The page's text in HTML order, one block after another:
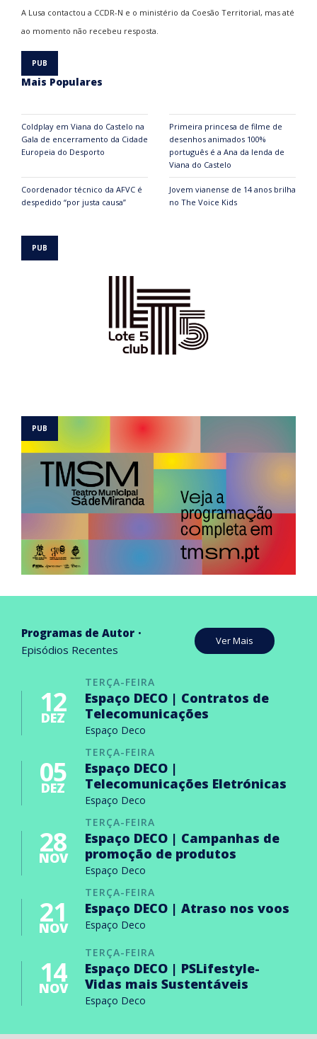
A Lusa contactou a CCDR-N e o ministério da Coesão Territorial, mas até
ao momento não recebeu resposta.
Mais Populares
Coldplay em Viana do Castelo na
Gala de encerramento da Cidade
Europeia do Desporto
Primeira princesa de filme de
desenhos animados 100%
português é a Ana da lenda de
Viana do Castelo
Coordenador técnico da AFVC é
despedido “por justa causa”
Jovem vianense de 14 anos brilha
no The Voice Kids
Programas de Autor
Episódios Recentes
Ver Mais
TERÇA-FEIRA
12
DEZ
Espaço DECO | Contratos de
Telecomunicações
Espaço Deco
TERÇA-FEIRA
05
DEZ
Espaço DECO |
Telecomunicações Eletrónicas
Espaço Deco
TERÇA-FEIRA
28
NOV
Espaço DECO | Campanhas de
promoção de produtos
Espaço Deco
TERÇA-FEIRA
21
NOV
Espaço DECO | Atraso nos voos
Espaço Deco
TERÇA-FEIRA
14
NOV
Espaço DECO | PSLifestyle-
Vidas mais Sustentáveis
Espaço Deco